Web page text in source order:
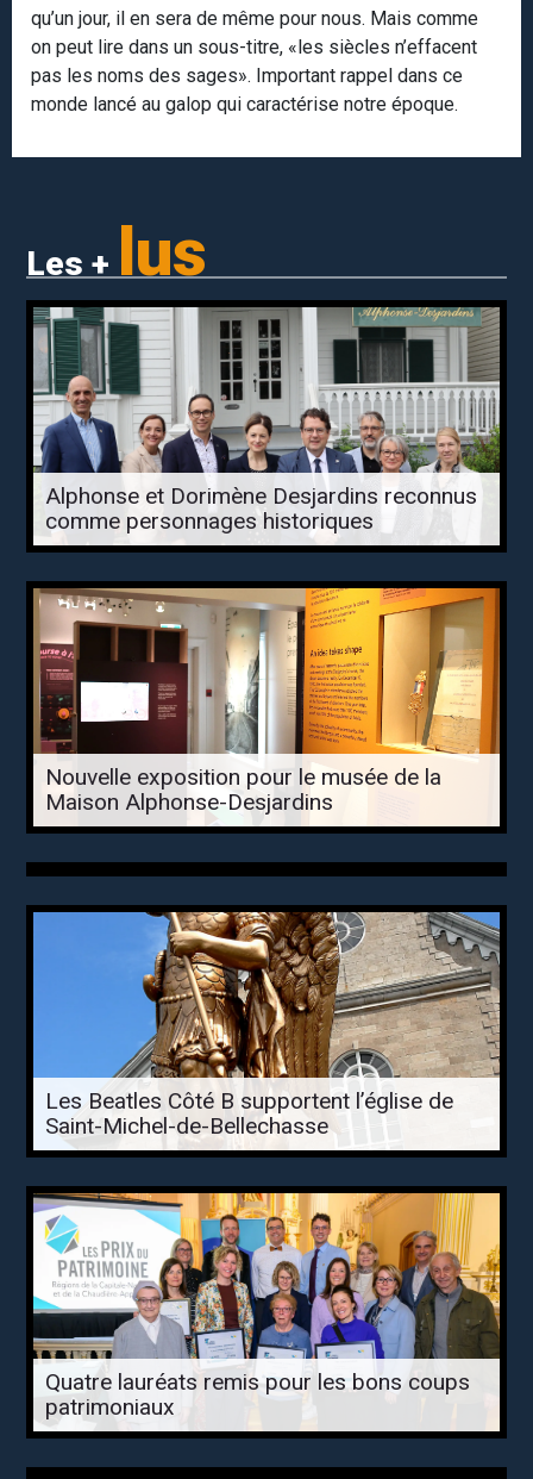
qu’un jour, il en sera de même pour nous. Mais comme
on peut lire dans un sous-titre, «les siècles n’effacent
pas les noms des sages». Important rappel dans ce
monde lancé au galop qui caractérise notre époque.
Les + lus
Alphonse et Dorimène Desjardins reconnus
comme personnages historiques
Nouvelle exposition pour le musée de la
Maison Alphonse-Desjardins
Les Beatles Côté B supportent l’église de
Saint-Michel-de-Bellechasse
Quatre lauréats remis pour les bons coups
patrimoniaux